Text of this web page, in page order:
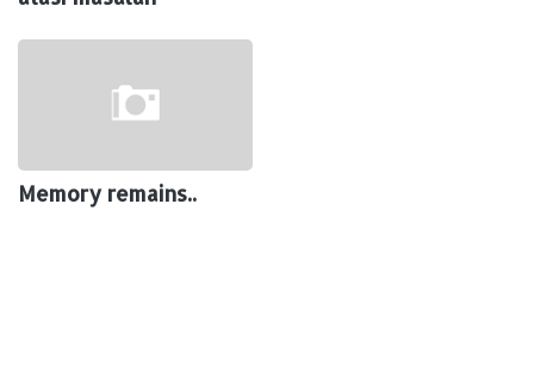
Memory remains..